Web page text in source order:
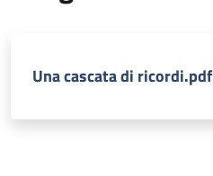
Una cascata di ricordi.pdf